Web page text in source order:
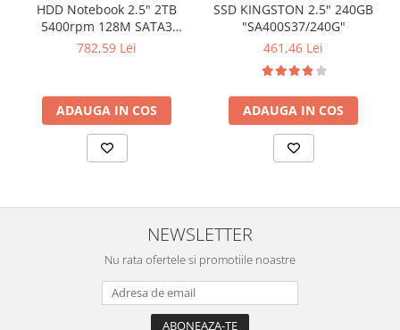
HDD Notebook 2.5" 2TB
5400rpm 128M SATA3
SEAGATE
782,59 Lei
ADAUGA IN COS
SSD KINGSTON 2.5" 240GB
"SA400S37/240G"
461,46 Lei
ADAUGA IN COS
NEWSLETTER
Nu rata ofertele si promotiile noastre